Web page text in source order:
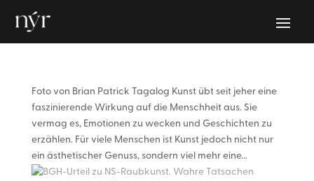
Foto von Brian Patrick Tagalog Kunst übt seit jeher eine
faszinierende Wirkung auf die Menschheit aus. Sie
vermag es, Emotionen zu wecken und Geschichten zu
erzählen. Für viele Menschen ist Kunst jedoch nicht nur
ein ästhetischer Genuss, sondern viel mehr eine...